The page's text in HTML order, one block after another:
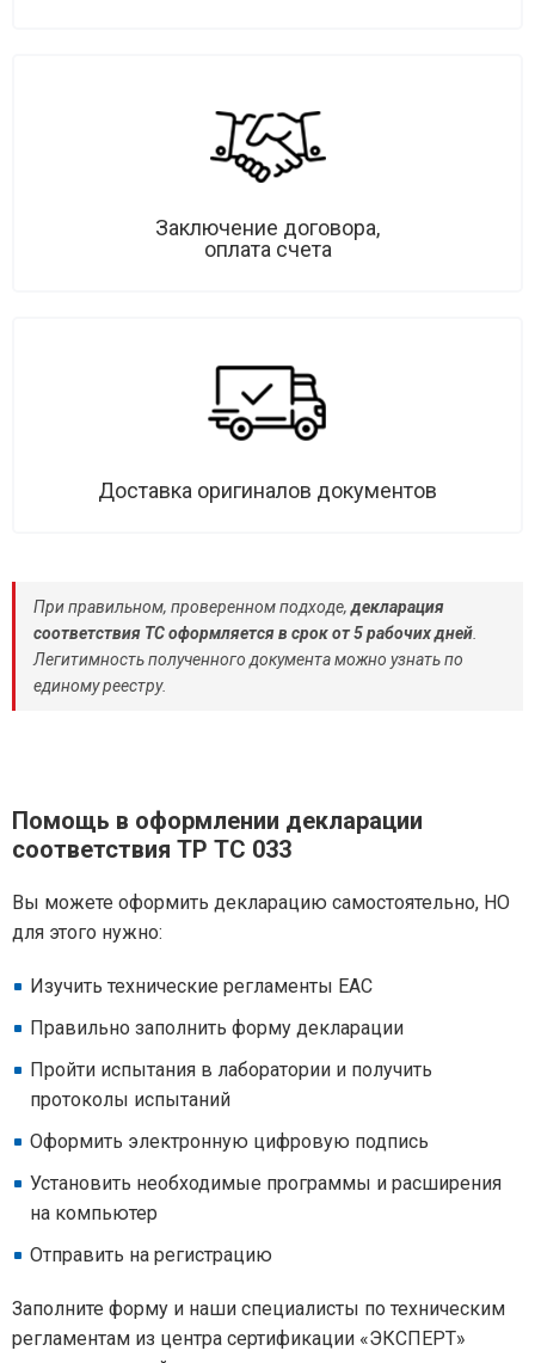
Заключение договора,
оплата счета
Доставка оригиналов документов
При правильном, проверенном подходе,декларация
соответствия ТС оформляется в срок от 5 рабочих дней
Легитимность полученного документа можно узнать по
единому реестру.
Помощь в оформлении декларации
соответствия ТР ТС 033
Вы можете оформить декларацию самостоятельно, НО
для этого нужно:
Изучить технические регламенты ЕАС
Правильно заполнить форму декларации
Пройти испытания в лаборатории и получить
протоколы испытаний
Оформить электронную цифровую подпись
Установить необходимые программы и расширения
на компьютер
Отправить на регистрацию
Заполните форму и наши специалисты по техническим
регламентам из центра сертификации «ЭКСПЕРТ»